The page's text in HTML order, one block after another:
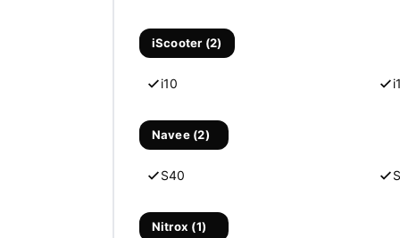
iScooter (2)
i10
Navee (2)
S40
Nitrox (1)